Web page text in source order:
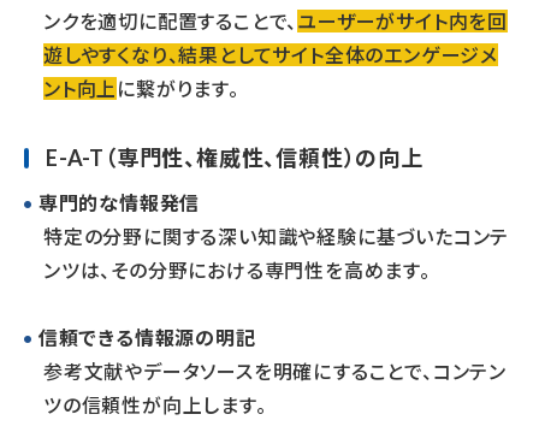
ンクを適切に配置することで、 ユーザーがサイト内を回
遊しやすくなり、結果としてサイト全体のエンゲージメ
ント向上 に繋がります。
E-A-T（専門性、権威性、信頼性）の向上
専門的な情報発信
特定の分野に関する深い知識や経験に基づいたコンテ
ンツは、その分野における専門性を高めます。
信頼できる情報源の明記
参考文献やデータソースを明確にすることで、コンテン
ツの信頼性が向上します。